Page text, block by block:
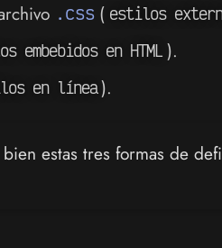
.css( estilos
embebidos en HTML ).
en línea ).
estas tres formas de